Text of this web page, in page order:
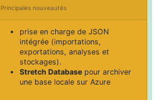
Principales nouveautés
prise en charge de JSON
intégrée (importations,
exportations, analyses et
stockages).
Stretch Databasepour archiver
une base locale sur Azure